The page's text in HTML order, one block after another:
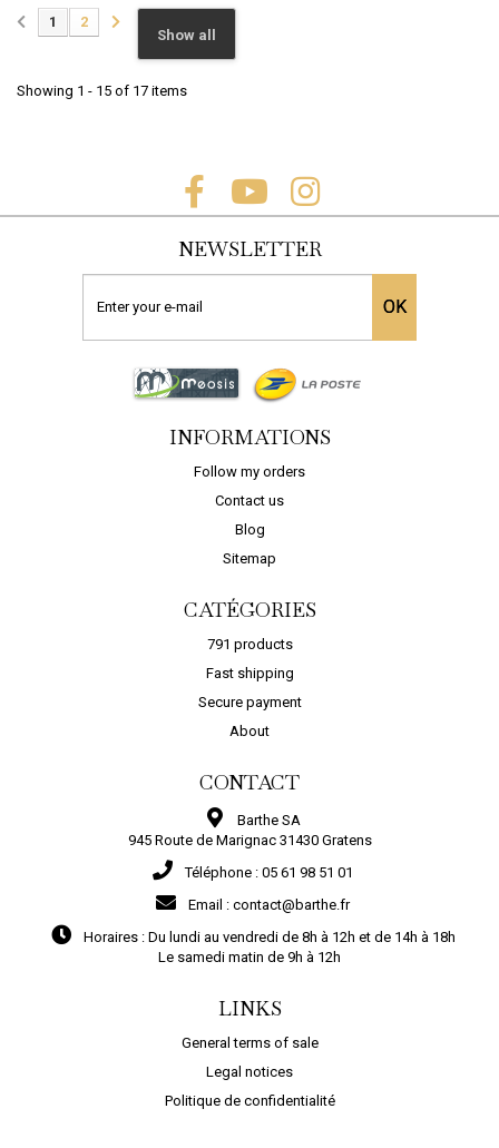
Show all
1 2
Showing 1 - 15 of 17 items
NEWSLETTER
OK
INFORMATIONS
Follow my orders
Contact us
Blog
Sitemap
CATÉGORIES
791 products
Fast shipping
Secure payment
About
CONTACT
Barthe SA
945 Route de Marignac 31430 Gratens
Téléphone : 05 61 98 51 01
Email : contact@barthe.fr
Horaires : Du lundi au vendredi de 8h à 12h et de 14h à 18h
Le samedi matin de 9h à 12h
LINKS
General terms of sale
Legal notices
Politique de confidentialité